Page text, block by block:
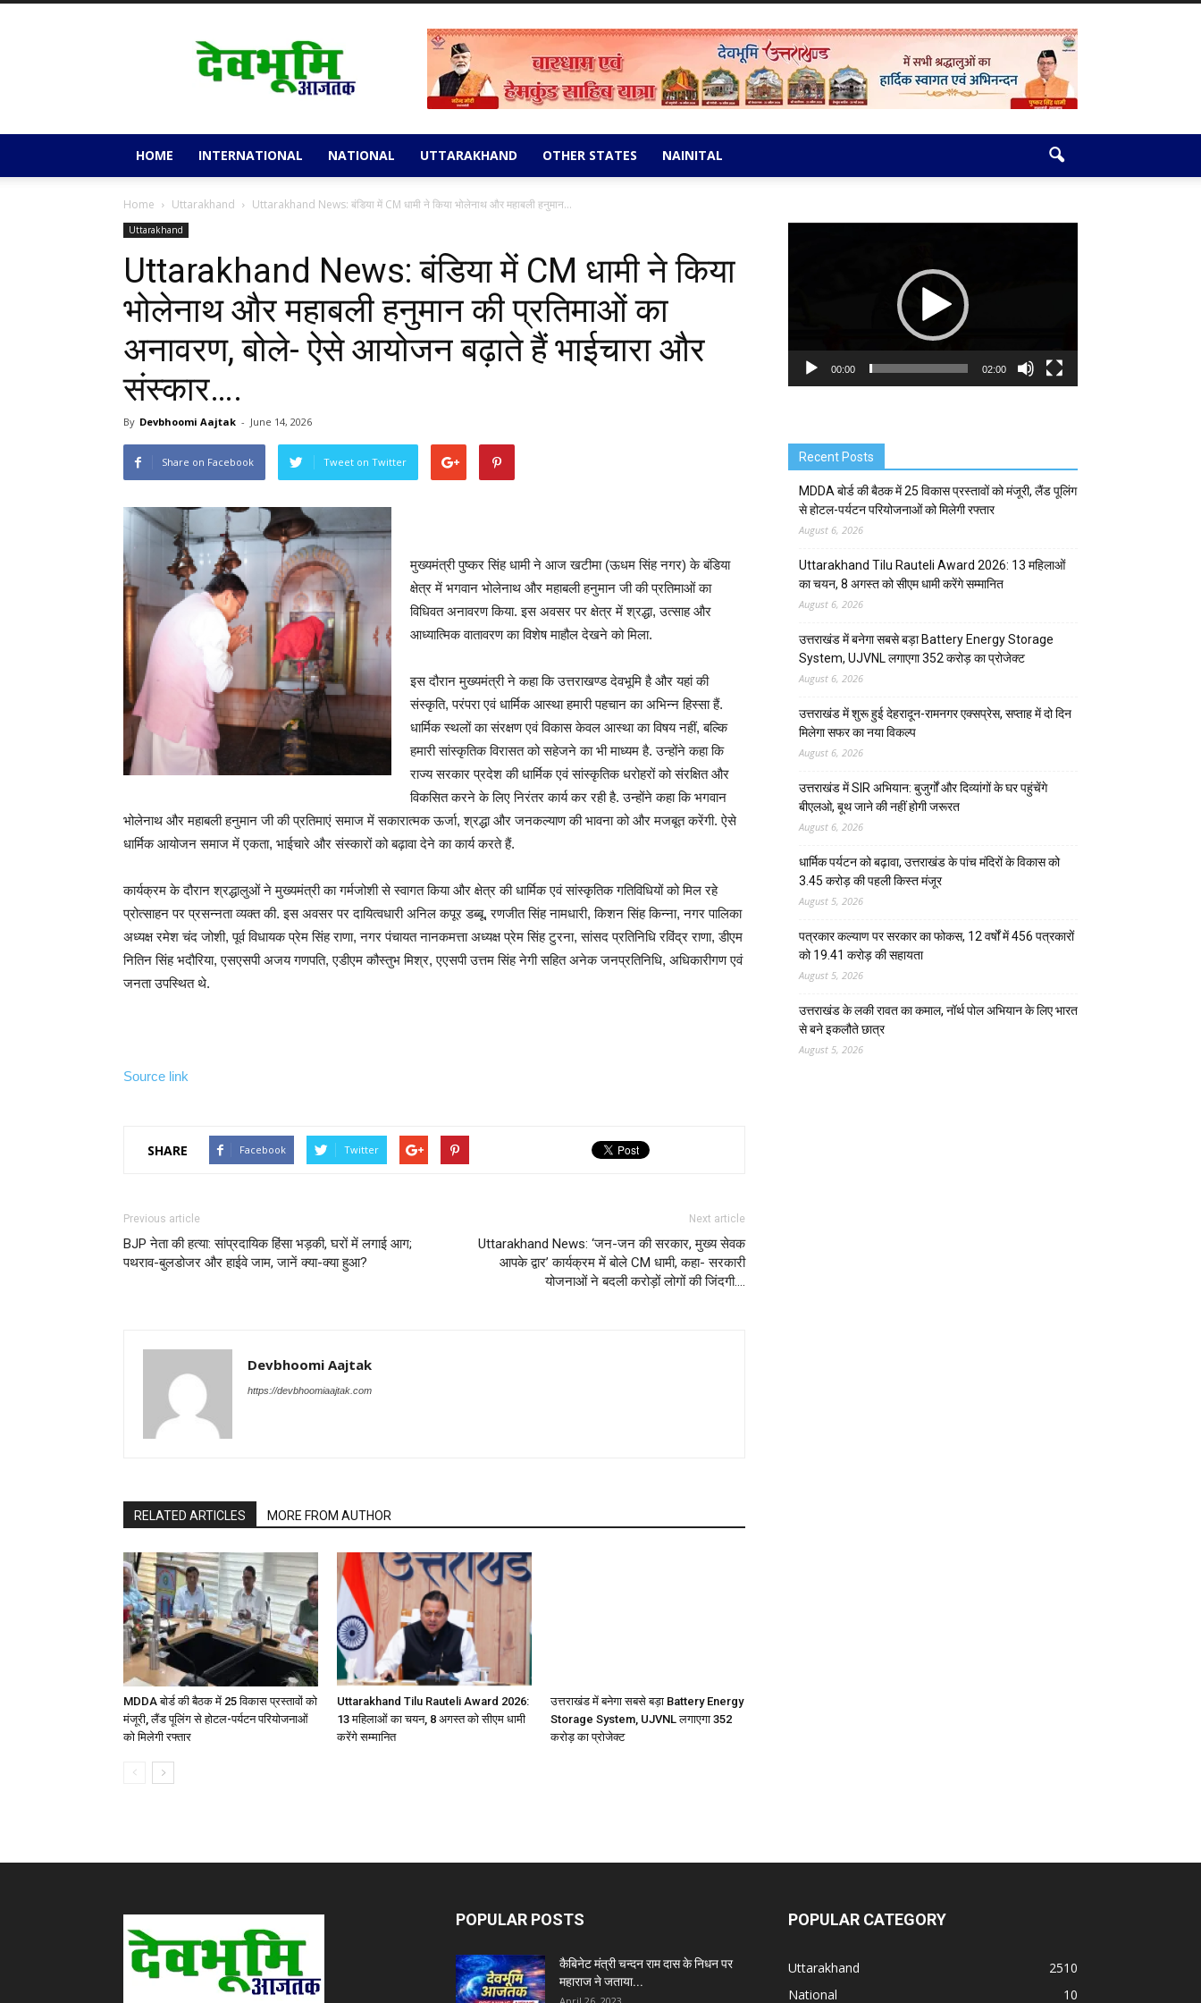
Devbhoomi
Aajtak
HOME INTERNATIONAL NATIONAL UTTARAKHAND OTHER STATES NAINITAL
Home Uttarakhand Uttarakhand News: बंडिया में CM धामी ने किया भोलेनाथ और महाबली हनुमान...
Uttarakhand
Uttarakhand News: बंडिया में CM धामी ने किया
भोलेनाथ और महाबली हनुमान की प्रतिमाओं का
अनावरण, बोले- ऐसे आयोजन बढ़ाते हैं भाईचारा और
संस्कार….
By Devbhoomi Aajtak - June 14, 2026
Share on Facebook Tweet on Twitter
मुख्यमंत्री पुष्कर सिंह धामी ने आज खटीमा (ऊधम सिंह नगर) के बंडिया
क्षेत्र में भगवान भोलेनाथ और महाबली हनुमान जी की प्रतिमाओं का
विधिवत अनावरण किया. इस अवसर पर क्षेत्र में श्रद्धा, उत्साह और
आध्यात्मिक वातावरण का विशेष माहौल देखने को मिला.
इस दौरान मुख्यमंत्री ने कहा कि उत्तराखण्ड देवभूमि है और यहां की
संस्कृति, परंपरा एवं धार्मिक आस्था हमारी पहचान का अभिन्न हिस्सा हैं.
धार्मिक स्थलों का संरक्षण एवं विकास केवल आस्था का विषय नहीं, बल्कि
हमारी सांस्कृतिक विरासत को सहेजने का भी माध्यम है. उन्होंने कहा कि
राज्य सरकार प्रदेश की धार्मिक एवं सांस्कृतिक धरोहरों को संरक्षित और
विकसित करने के लिए निरंतर कार्य कर रही है. उन्होंने कहा कि भगवान
भोलेनाथ और महाबली हनुमान जी की प्रतिमाएं समाज में सकारात्मक ऊर्जा, श्रद्धा और जनकल्याण की भावना को और मजबूत करेंगी. ऐसे
धार्मिक आयोजन समाज में एकता, भाईचारे और संस्कारों को बढ़ावा देने का कार्य करते हैं.
कार्यक्रम के दौरान श्रद्धालुओं ने मुख्यमंत्री का गर्मजोशी से स्वागत किया और क्षेत्र की धार्मिक एवं सांस्कृतिक गतिविधियों को मिल रहे
प्रोत्साहन पर प्रसन्नता व्यक्त की. इस अवसर पर दायित्वधारी अनिल कपूर डब्बू, रणजीत सिंह नामधारी, किशन सिंह किन्ना, नगर पालिका
अध्यक्ष रमेश चंद जोशी, पूर्व विधायक प्रेम सिंह राणा, नगर पंचायत नानकमत्ता अध्यक्ष प्रेम सिंह टुरना, सांसद प्रतिनिधि रविंद्र राणा, डीएम
नितिन सिंह भदौरिया, एसएसपी अजय गणपति, एडीएम कौस्तुभ मिश्र, एएसपी उत्तम सिंह नेगी सहित अनेक जनप्रतिनिधि, अधिकारीगण एवं
जनता उपस्थित थे.
Source link
SHARE Facebook Twitter
Previous article
BJP नेता की हत्या: सांप्रदायिक हिंसा भड़की, घरों में लगाई आग;
पथराव-बुलडोजर और हाईवे जाम, जानें क्या-क्या हुआ?
Next article
Uttarakhand News: ‘जन-जन की सरकार, मुख्य सेवक
आपके द्वार’ कार्यक्रम में बोले CM धामी, कहा- सरकारी
योजनाओं ने बदली करोड़ों लोगों की जिंदगी….
Devbhoomi Aajtak
https://devbhoomiaajtak.com
RELATED ARTICLES MORE FROM AUTHOR
MDDA बोर्ड की बैठक में 25 विकास प्रस्तावों को
मंजूरी, लैंड पूलिंग से होटल-पर्यटन परियोजनाओं
को मिलेगी रफ्तार
Uttarakhand Tilu Rauteli Award 2026:
13 महिलाओं का चयन, 8 अगस्त को सीएम धामी
करेंगे सम्मानित
उत्तराखंड में बनेगा सबसे बड़ा Battery Energy
Storage System, UJVNL लगाएगा 352
करोड़ का प्रोजेक्ट
00:00 02:00
Recent Posts
MDDA बोर्ड की बैठक में 25 विकास प्रस्तावों को मंजूरी, लैंड पूलिंग
से होटल-पर्यटन परियोजनाओं को मिलेगी रफ्तार
August 6, 2026
Uttarakhand Tilu Rauteli Award 2026: 13 महिलाओं
का चयन, 8 अगस्त को सीएम धामी करेंगे सम्मानित
August 6, 2026
उत्तराखंड में बनेगा सबसे बड़ा Battery Energy Storage
System, UJVNL लगाएगा 352 करोड़ का प्रोजेक्ट
August 6, 2026
उत्तराखंड में शुरू हुई देहरादून-रामनगर एक्सप्रेस, सप्ताह में दो दिन
मिलेगा सफर का नया विकल्प
August 6, 2026
उत्तराखंड में SIR अभियान: बुजुर्गों और दिव्यांगों के घर पहुंचेंगे
बीएलओ, बूथ जाने की नहीं होगी जरूरत
August 6, 2026
धार्मिक पर्यटन को बढ़ावा, उत्तराखंड के पांच मंदिरों के विकास को
3.45 करोड़ की पहली किस्त मंजूर
August 5, 2026
पत्रकार कल्याण पर सरकार का फोकस, 12 वर्षों में 456 पत्रकारों
को 19.41 करोड़ की सहायता
August 5, 2026
उत्तराखंड के लकी रावत का कमाल, नॉर्थ पोल अभियान के लिए भारत
से बने इकलौते छात्र
August 5, 2026
POPULAR POSTS
कैबिनेट मंत्री चन्दन राम दास के निधन पर
महाराज ने जताया...
POPULAR CATEGORY
Uttarakhand
2510
National
10